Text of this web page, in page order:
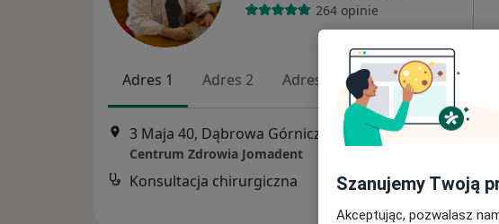
264 opinie
Adres 1 Adres 2 Adres 3
3 Maja 40, Dąbrowa Górnicza Mapa
Centrum Zdrowia Jomadent
Konsultacja chirurgiczna od 260 zł
Szanujemy Twoją
Akceptując, pozwalasz